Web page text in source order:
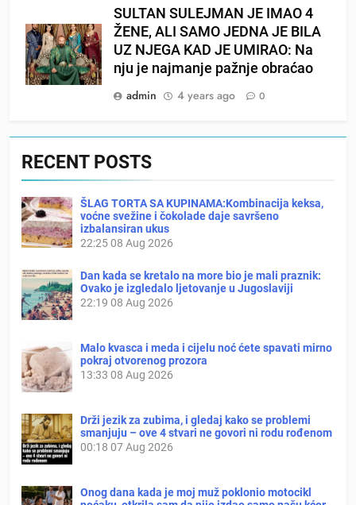
SULTAN SULEJMAN JE IMAO 4
ŽENE, ALI SAMO JEDNA JE BILA
UZ NJEGA KAD JE UMIRAO: Na
nju je najmanje pažnje obraćao
admin
4 years ago 0
RECENT POSTS
ŠLAG TORTA SA KUPINAMA:Kombinacija keksa,
voćne svežine i čokolade daje savršeno
izbalansiran ukus
22:2508 Aug 2026
Dan kada se kretalo na more bio je mali praznik:
Ovako je izgledalo ljetovanje u Jugoslaviji
22:19 08 Aug 2026
Malo kvasca i meda i cijelu noć ćete spavati mirno
pokraj otvorenog prozora
13:33 08 Aug 2026
Drži jezik za zubima, i gledaj kako se problemi
smanjuju – ove 4 stvari ne govori ni rodu rođenom
00:18 07 Aug 2026
Onog dana kada je moj muž poklonio motocikl